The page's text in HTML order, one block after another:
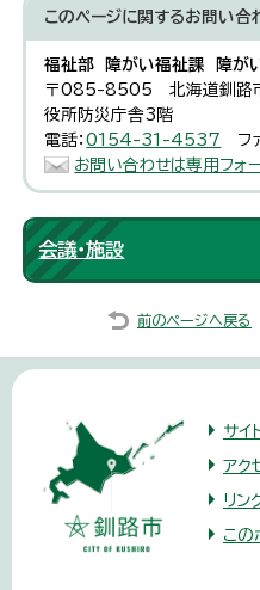
このページに関するお問い合
福祉部 障がい福祉課 障が
〒085-8505 北海道釧路
役所防災庁舎3階
電話：0154-31-4537
フ
お問い合わせは専用フォ
会議・施設
前のページへ戻る
サイ
アク
リン
この